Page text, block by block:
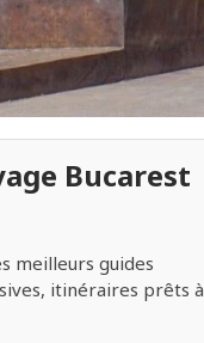
Bucarest
meilleurs guides
itinéraires prêts à